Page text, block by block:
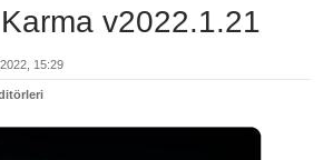
v2022.1.21
15:29